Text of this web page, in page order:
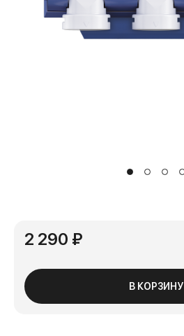
2 290 ₽
В КОРЗИНУ